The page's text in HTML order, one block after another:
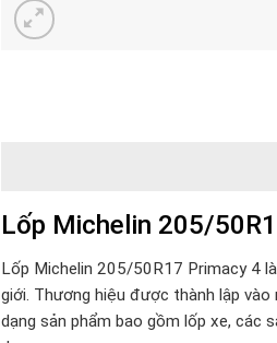
Lốp Michelin 205/
Lốp Michelin 205/50R17 Primacy 4
giới. Thương hiệu được thành lập
dạng sản phẩm bao gồm lốp xe, các